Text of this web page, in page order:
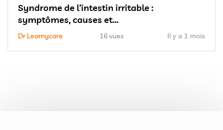
Syndrome de l’intestin irritable :
symptômes, causes et...
Dr Learnycare 16 vues Il y a 1 mois